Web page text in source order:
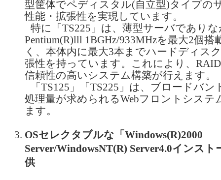
型筐体でペディスタル(自立型)タイプの
性能・拡張性を実現しています。
特に「TS225」は、薄型サーバであり
Pentium(R)lll 1BGHz/933MHzを最大2個
く、本体内に最大3本までハードディス
張性を持っています。これにより、
信頼性の高いシステム構築が行えます。
「TS125」「TS225」は、ブロードバ
処理量が求められるWebフロントシステ
ます。
OSセレクタブルな「Windows(R)2000
Server/WindowsNT(R) Server4.0インス
供